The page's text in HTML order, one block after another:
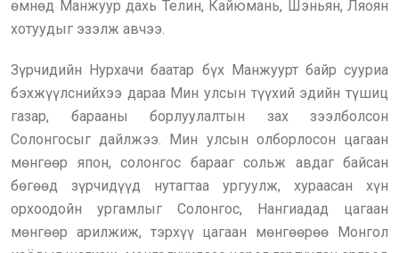
өмнөд Манжуур дахь Телин, Кайюмань, Шэньян, Ляоян
хотуудыг эзэлж авчээ.
Зүрчидийн Нурхачи баатар бүх Манжуурт байр сууриа
бэхжүүлснийхээ дараа Мин улсын түүхий эдийн түшиц
газар, барааны борлуулалтын зах зээлболсон
Солонгосыг дайлжээ. Мин улсын олборлосон цагаан
мөнгөөр япон, солонгос барааг сольж авдаг байсан
бөгөөд зүрчидүүд нутагтаа ургуулж, хураасан хүн
орхоодойн ургамлыг Солонгос, Нангиадад цагаан
мөнгөөр арилжиж, тэрхүү цагаан мөнгөөрөө Монгол